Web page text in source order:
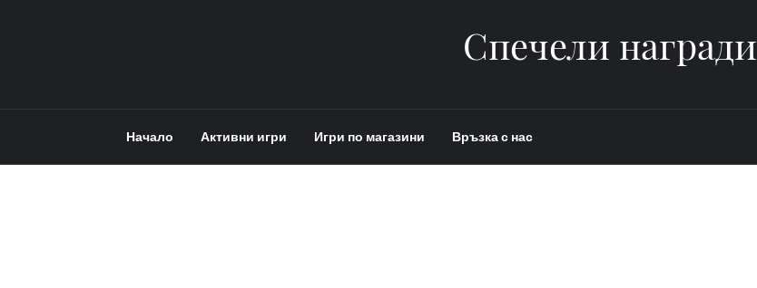
Спечели награди
Начало Активни игри Игри по магазини Връзка с нас